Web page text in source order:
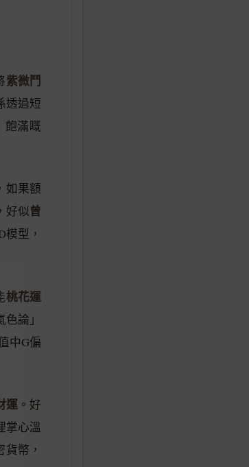
紫微鬥
透過短
飽滿嘅
如果額
好似曾
型，
桃花運
論」
中G偏
運 。好
掌心溫
幣，